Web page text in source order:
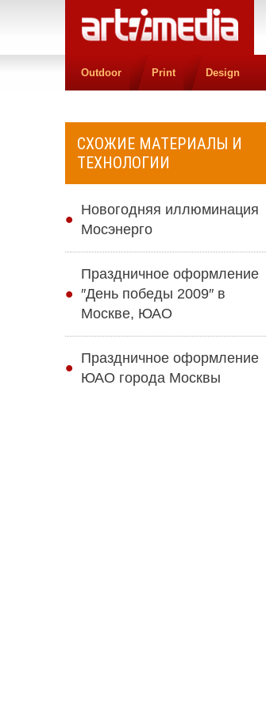
Outdoor Print Design
СХОЖИЕ МАТЕРИАЛЫ И
ТЕХНОЛОГИИ
Новогодняя иллюминация
Мосэнерго
Праздничное оформление
″День победы 2009″ в
Москве, ЮАО
Праздничное оформление
ЮАО города Москвы